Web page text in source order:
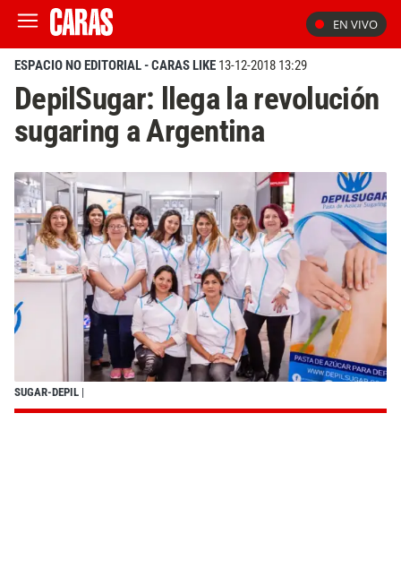
EN VIVO
ESPACIO NO EDITORIAL - CARAS LIKE 13-12-2018 13:29
DepilSugar: llega la revolución
sugaring a Argentina
SUGAR-DEPIL |